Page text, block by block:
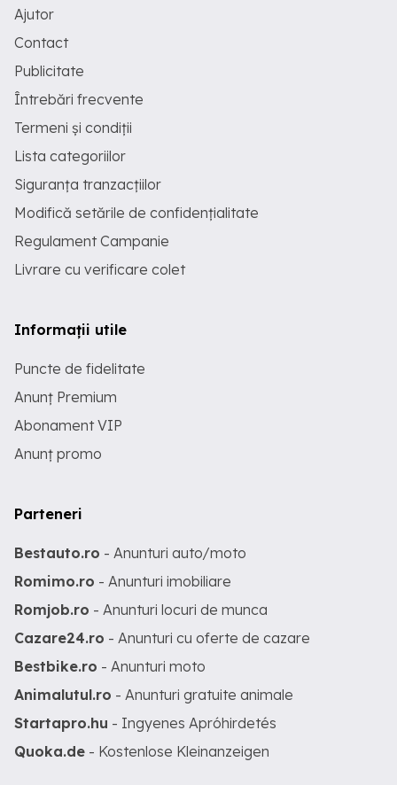
Ajutor
Contact
Publicitate
Întrebări frecvente
Termeni și condiții
Lista categoriilor
Siguranța tranzacțiilor
Modifică setările de confidențialitate
Regulament Campanie
Livrare cu verificare colet
Informații utile
Puncte de fidelitate
Anunț Premium
Abonament VIP
Anunț promo
Parteneri
Bestauto.ro - Anunturi auto/moto
Romimo.ro - Anunturi imobiliare
Romjob.ro - Anunturi locuri de munca
Cazare24.ro - Anunturi cu oferte de cazare
Bestbike.ro - Anunturi moto
Animalutul.ro - Anunturi gratuite animale
Startapro.hu - Ingyenes Apróhirdetés
Quoka.de - Kostenlose Kleinanzeigen